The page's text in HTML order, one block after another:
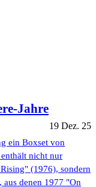
Jahre
19 Dez. 25
ein Boxset von
nicht nur
(1976), sondern
denen 1977 "On